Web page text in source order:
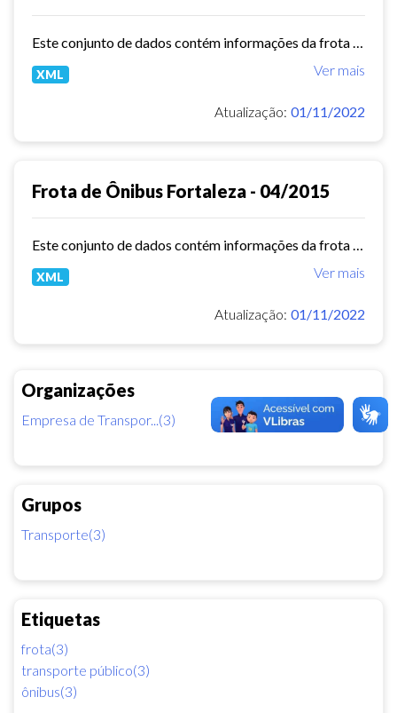
Organizações
Empresa de Transpor...(3)
Grupos
Transporte(3)
Etiquetas
frota(3)
transporte público(3)
ônibus(3)
Ver mais
XML
Atualização: 01/11/2022
Frota de Ônibus Fortaleza - 04/2015
Ver mais
XML
Atualização: 01/11/2022